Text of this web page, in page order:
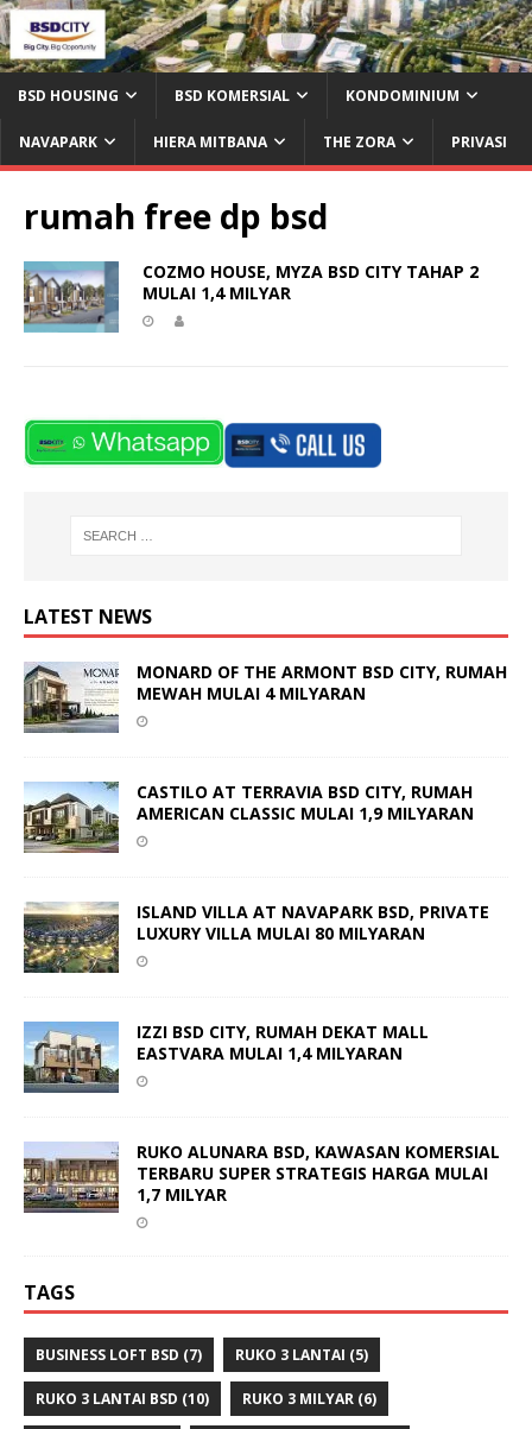
BSD HOUSING BSD KOMERSIAL KONDOMINIUM
NAVAPARK HIERA MITBANA THE ZORA PRIVASI
rumah free dp bsd
COZMO HOUSE, MYZA BSD CITY TAHAP 2
MULAI 1,4 MILYAR
LATEST NEWS
MONARD OF THE ARMONT BSD CITY, RUMAH
MEWAH MULAI 4 MILYARAN
CASTILO AT TERRAVIA BSD CITY, RUMAH
AMERICAN CLASSIC MULAI 1,9 MILYARAN
ISLAND VILLA AT NAVAPARK BSD, PRIVATE
LUXURY VILLA MULAI 80 MILYARAN
IZZI BSD CITY, RUMAH DEKAT MALL
EASTVARA MULAI 1,4 MILYARAN
RUKO ALUNARA BSD, KAWASAN KOMERSIAL
TERBARU SUPER STRATEGIS HARGA MULAI
1,7 MILYAR
TAGS
BUSINESS LOFT BSD (7) RUKO 3 LANTAI (5)
RUKO 3 LANTAI BSD (10) RUKO 3 MILYAR (6)